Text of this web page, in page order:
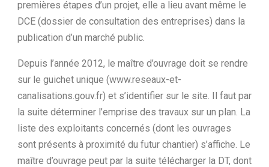
premières étapes d’un projet, elle a lieu avant même le
DCE (dossier de consultation des entreprises) dans la
publication d’un marché public.
Depuis l’année 2012, le maître d’ouvrage doit se rendre
sur le guichet unique (www.reseaux-et-
canalisations.gouv.fr) et s’identifier sur le site. Il faut par
la suite déterminer l’emprise des travaux sur un plan. La
liste des exploitants concernés (dont les ouvrages
sont présents à proximité du futur chantier) s’affiche. Le
maître d’ouvrage peut par la suite télécharger la DT, dont